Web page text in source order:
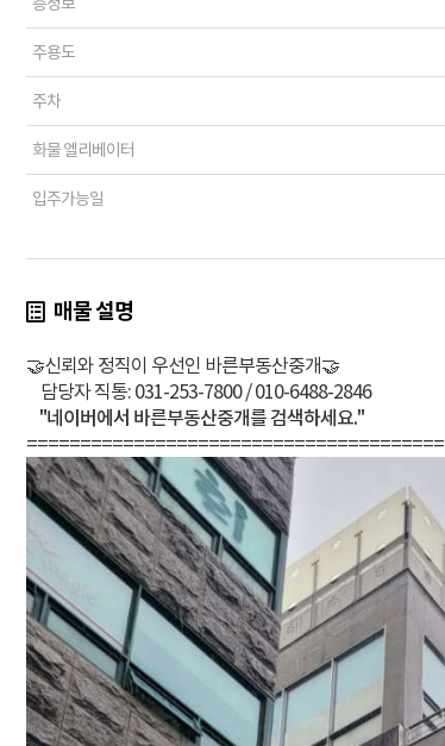
주용도
주차
화물 엘리베이터
입주가능일
매물 설명
🤝신뢰와 정직이 우선인 바른부동산중개🤝
담당자 직통: 031-253-7800 / 010-6488-2846
"네이버에서 바른부동산중개를 검색하세요."
=======================================